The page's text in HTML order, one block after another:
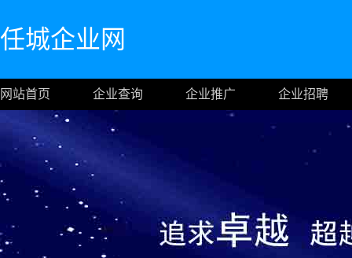
任城企业网
网站首页 企业查询 企业推广 企业招聘